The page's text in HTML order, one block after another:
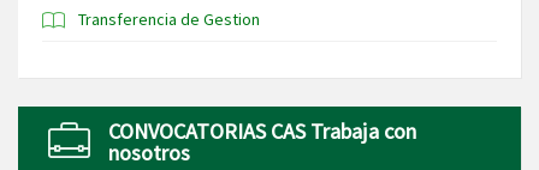
Transferencia de Gestion
CONVOCATORIAS CAS Trabaja con
nosotros